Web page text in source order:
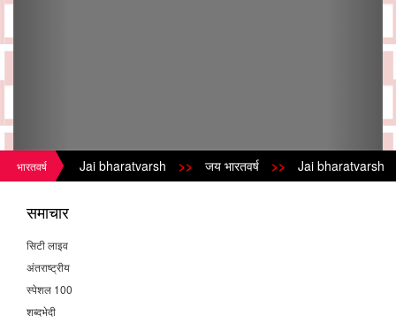
भारतवर्ष Jai bharatvarsh >> जय भारतवर्ष >> Jai bharatvarsh >>
समाचार
सिटी लाइव
अंतराष्ट्रीय
स्पेशल 100
शब्दभेदी